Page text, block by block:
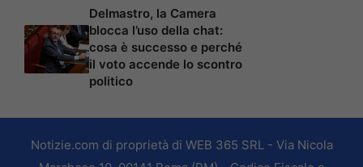
Delmastro, la Camera
blocca l’uso della chat:
cosa è successo e perché
il voto accende lo scontro
politico
Notizie.com di proprietà di WEB 365 SRL - Via Nicola